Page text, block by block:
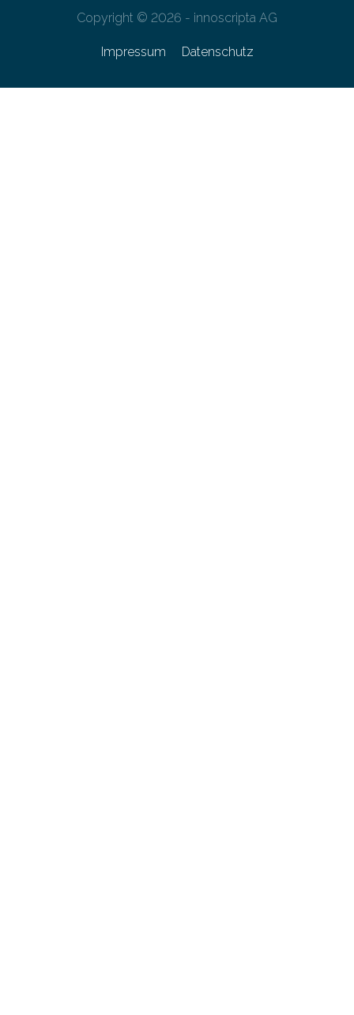
Copyright © 2026 - innoscripta AG
Impressum Datenschutz